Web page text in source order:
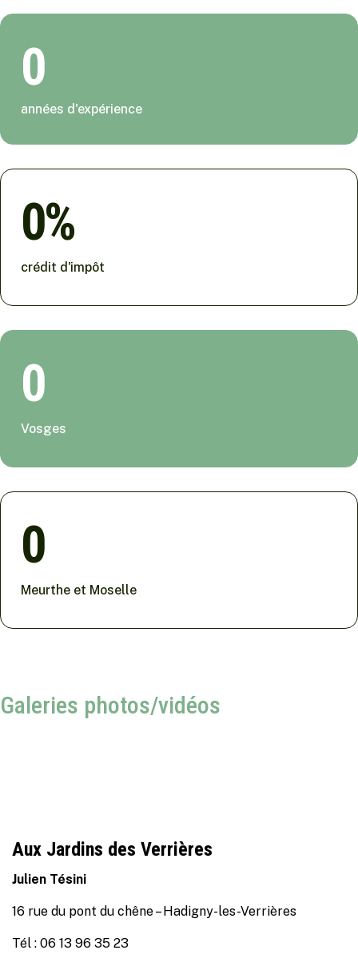
0
années d'expérience
0
crédit d'impôt
0
Vosges
0
Meurthe et Moselle
Galeries photos/vidéos
Aux Jardins des Verrières
Julien Tésini
16 rue du pont du chêne – Hadigny-les-Verrières
Tél : 06 13 96 35 23